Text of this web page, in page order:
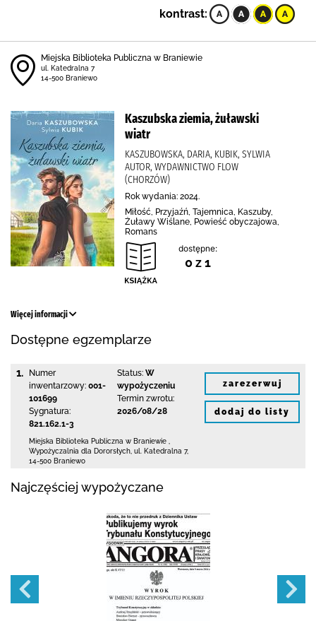
kontrast:
Miejska Biblioteka Publiczna w Braniewie
ul. Katedralna 7
14-500 Braniewo
Kaszubska ziemia, żuławski
wiatr
KASZUBOWSKA, DARIA, KUBIK, SYLWIA
AUTOR, WYDAWNICTWO FLOW
(CHORZÓW)
Rok wydania: 2024.
Miłość, Przyjaźń, Tajemnica, Kaszuby,
Żuławy Wiślane, Powieść obyczajowa,
Romans
dostępne:
0 z 1
Więcej informacji
Dostępne egzemplarze
1.
Numer
inwentarzowy: 001-
101699
Sygnatura:
821.162.1-3
Status: W
wypożyczeniu
Termin zwrotu:
2026/08/28
Miejska Biblioteka Publiczna w Braniewie
Wypożyczalnia dla Dororsłych, ul. Katedralna 7,
14-500 Braniewo
zarezerwuj
dodaj do listy
Najczęściej wypożyczane